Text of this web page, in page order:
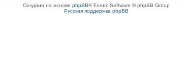
Создано на основе phpBB® Forum Software © phpBB Group
Русская поддержка phpBB